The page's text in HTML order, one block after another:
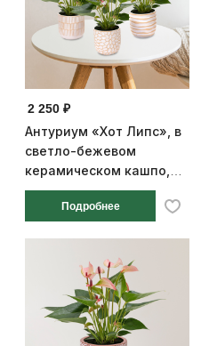
2 250 ₽
Антуриум «Хот Липс», в
светло-бежевом
керамическом кашпо,
диаметр горшка 9 см,
высота 25 см
Подробнее